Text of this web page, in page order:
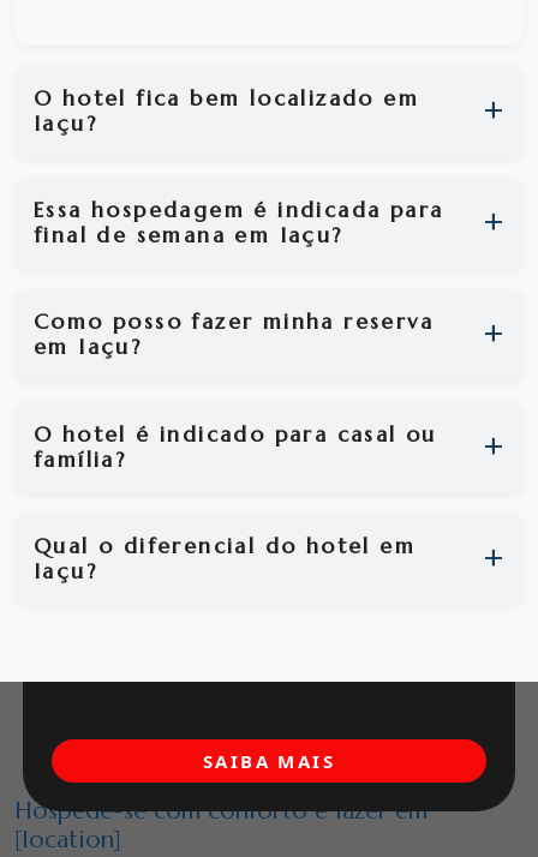
O hotel fica bem localizado em
Iaçu?
Essa hospedagem é indicada para
final de semana em Iaçu?
Como posso fazer minha reserva
em Iaçu?
O hotel é indicado para casal ou
família?
Qual o diferencial do hotel em
Iaçu?
Hospede-se com conforto e lazer em
[location]
SAIBA MAIS